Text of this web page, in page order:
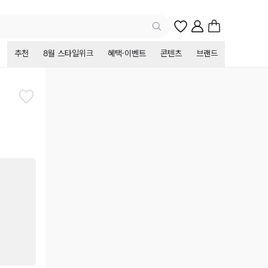
추천 8월 스타일위크 혜택·이벤트 콘텐츠 브랜드